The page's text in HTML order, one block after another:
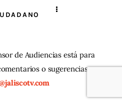
de Audiencias está para
o sugerencias